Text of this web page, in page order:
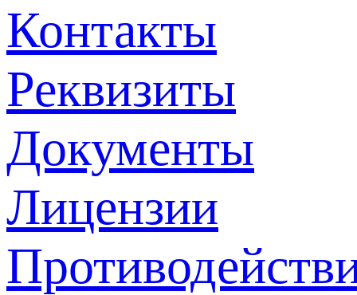
Контакты
Реквизиты
Документы
Лицензии